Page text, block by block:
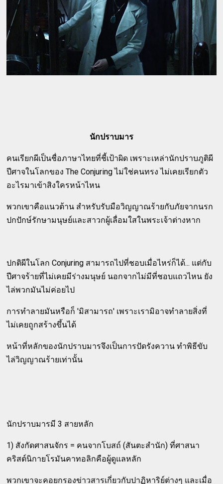
นักปราบมาร
คนเรียกผีเป็นชื่อภาษาไทยที่ชี้เป้าผิด เพราะเหล่านักปราบภูติผี
ปีศาจในโลกของ The Conjuring ไม่ใช่คนทรง ไม่เคยเรียกตัว
อะไรมาเข้าสิงใครหน้าไหน
พวกเขาคือแนวต้าน สำหรับรับมือวิญญาณร้ายกับภัยจากนรก
ปกปักษ์รักษามนุษย์และสาวกผู้เลื่อมใสในพระเจ้าต่างหาก
ปกติผีในโลก Conjuring สามารถไปที่ชอบเมื่อไหร่ก็ได้... แต่กับ
ปีศาจร้ายที่ไม่เคยมีร่างมนุษย์ นอกจากไม่มีที่ชอบแถวไหน ยัง
ไล่พวกมันไม่ค่อยไป
การทำลายมันหรือก็ 'มิสามารถ' เพราะเรามิอาจทำลายสิ่งที่
ไม่เคยถูกสร้างขึ้นได้
หน้าที่หลักของนักปราบมารจึงเป็นการปัดรังควาน ทำพิธีขับ
ไล่วิญญาณร้ายเท่านั้น
นักปราบมารมี 3 สายหลัก
1) สังกัดศาสนจักร = คนจากโบสถ์ (สันตะสำนัก) ที่ศาสนา
คริสต์นิกายโรมันคาทอลิกคือผู้ดูแลหลัก
พวกเขาจะคอยกรองข่าวสารเกี่ยวกับปาฏิหาริย์ต่างๆ และเมื่อ